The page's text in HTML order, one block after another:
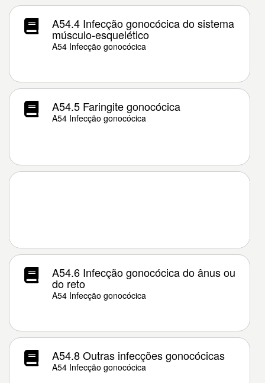
A54.4 Infecção gonocócica do sistema
músculo-esquelético
A54 Infecção gonocócica
A54.5 Faringite gonocócica
A54 Infecção gonocócica
A54.6 Infecção gonocócica do ânus ou
do reto
A54 Infecção gonocócica
A54.8 Outras infecções gonocócicas
A54 Infecção gonocócica